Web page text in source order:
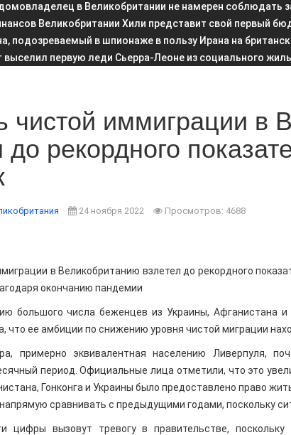
в Великобритании не намерен соблюдать
Великобритании Хили представит свой первый
подозреваемый в шпионаже в пользу Ирана на
выселил первую леди Сьерра-Леоне из социального
чистой иммиграции в
до рекордного
24 ноября 2022 Просмотров: 4688
в Великобританию взлетел до рекордного
окончанию пандемии
большого числа беженцев из Украины, Афганистана
что ее амбиции по снижению уровня чистой миграции
примерно эквивалентная населению Ливерпуля,
период. Официальные лица отметили, что это
Гонконга и Украины было предоставлено право
сравнивать с предыдущими годами, поскольку
цифры вызовут тревогу в правительстве,